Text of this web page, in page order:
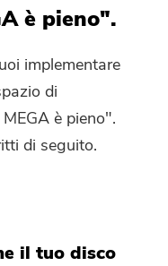
è pieno".
implementare
di
è pieno".
di seguito.
il tuo disco